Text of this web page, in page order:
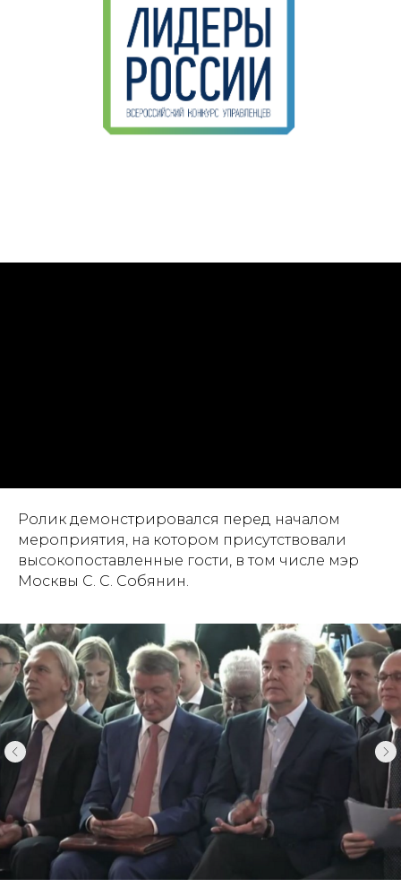
Ролик демонстрировался перед началом
мероприятия, на котором присутствовали
высокопоставленные гости, в том числе мэр
Москвы С. С. Собянин.